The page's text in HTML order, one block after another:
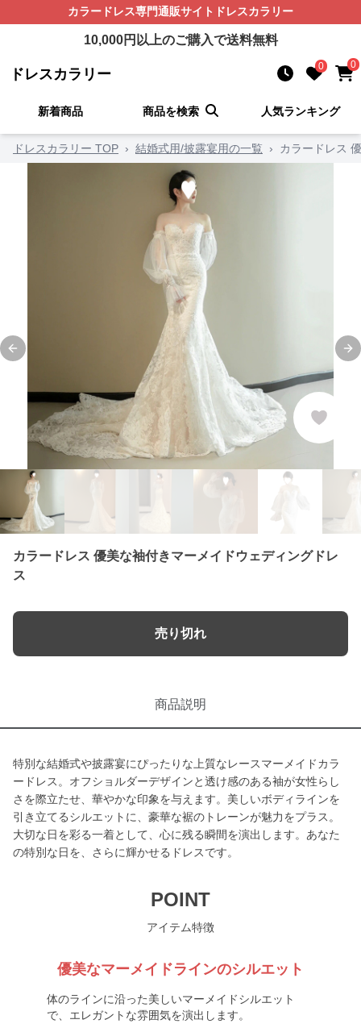
カラードレス専門通販サイト ドレスカラリー
10,000円以上のご購入で送料無料
ドレスカラリー 0 0
新着商品 商品を検索 人気ランキング
ドレスカラリー TOP › 結婚式用/披露宴用の一覧 › カラードレス
Previous slide
カラードレス 優美な袖付きマーメイドウェディングドレ
ス
売り切れ
商品説明
特別な結婚式や披露宴にぴったりな上質なレースマーメイドカラ
ードレス。オフショルダーデザインと透け感のある袖が女性らし
さを際立たせ、華やかな印象を与えます。美しいボディラインを
引き立てるシルエットに、豪華な裾のトレーンが魅力をプラス。
大切な日を彩る一着として、心に残る瞬間を演出します。あなた
の特別な日を、さらに輝かせるドレスです。
POINT
アイテム特徴
優美なマーメイドラインのシルエット
体のラインに沿った美しいマーメイドシルエット
で、エレガントな雰囲気を演出します。